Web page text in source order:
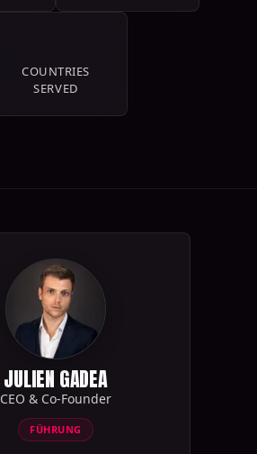
COUNTRIES
SERVED
JULIEN GADEA
CEO & Co-Founder
FÜHRUNG